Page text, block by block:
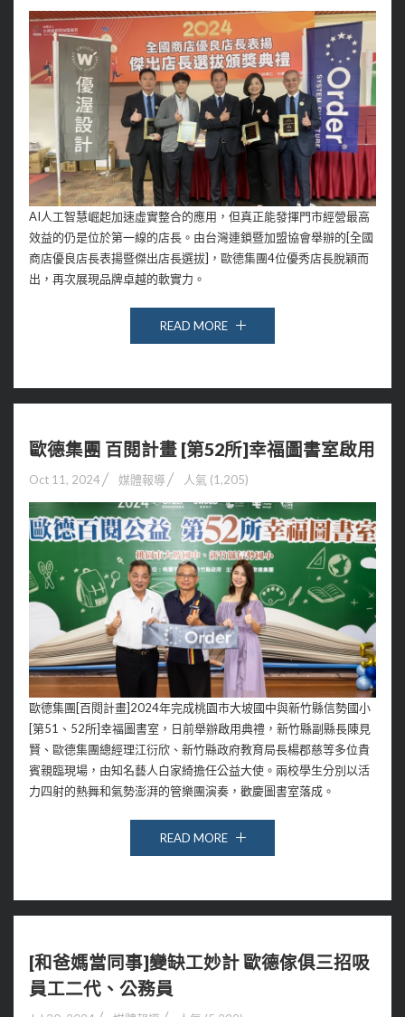
AI人工智慧崛起加速虛實整合的應用，但真正能發揮門市經營最高
效益的仍是位於第一線的店長。由台灣連鎖暨加盟協會舉辦的[全國
商店優良店長表揚暨傑出店長選拔]，歐德集團4位優秀店長脫穎而
出，再次展現品牌卓越的軟實力。
READ MORE
歐德集團 百閱計畫 [第52所]幸福圖書室啟用
Oct 11, 2024 媒體報導 人氣 (1,205)
歐德集團[百閱計畫]2024年完成桃園市大坡國中與新竹縣信勢國小
[第51、52所]幸福圖書室，日前舉辦啟用典禮，新竹縣副縣長陳見
賢、歐德集團總經理江衍欣、新竹縣政府教育局長楊郡慈等多位貴
賓親臨現場，由知名藝人白家綺擔任公益大使。兩校學生分別以活
力四射的熱舞和氣勢澎湃的管樂團演奏，歡慶圖書室落成。
READ MORE
[和爸媽當同事]變缺工妙計 歐德傢俱三招吸
員工二代、公務員